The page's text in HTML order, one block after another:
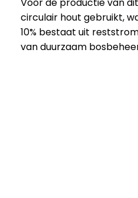
Voor de productie van
circulair hout gebruikt,
10% bestaat uit
van duurzaam